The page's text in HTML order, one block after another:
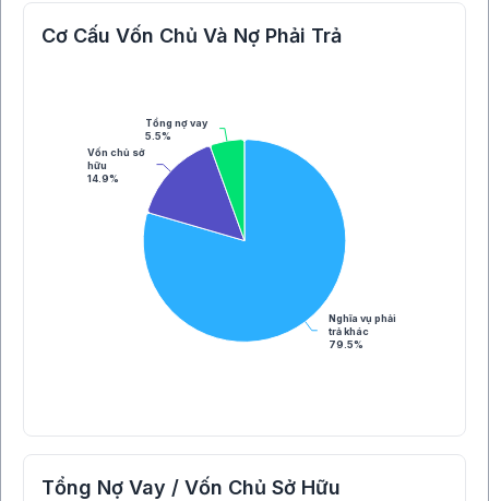
Cơ Cấu Vốn Chủ Và Nợ Phải Trả
Nghĩa vụ phải
trả khác
79.5%
Vốn chủ sở
hữu
14.9%
Tổng nợ vay
5.5%
Tổng Nợ Vay / Vốn Chủ Sở Hữu